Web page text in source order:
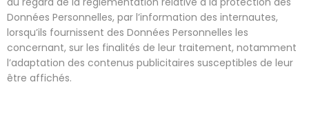
Données Personnelles, par l’information des internautes,
lorsqu’ils fournissent des Données Personnelles les
concernant, sur les finalités de leur traitement, notamment
l’adaptation des contenus publicitaires susceptibles de leur
être affichés.